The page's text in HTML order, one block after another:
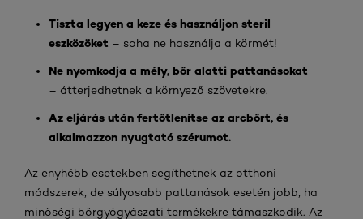
Tiszta legyen a keze és használjon steril
eszközöket – soha ne használja a körmét!
Ne nyomkodja a mély, bőr alatti pattanásokat
– átterjedhetnek a környező szövetekre.
Az eljárás után fertőtlenítse az arcbőrt, és
alkalmazzon nyugtató szérumot.
Az enyhébb esetekben segíthetnek az otthoni
módszerek, de súlyosabb pattanások esetén jobb, ha
minőségi bőrgyógyászati termékekre támaszkodik. Az